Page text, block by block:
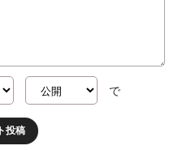
で
投稿